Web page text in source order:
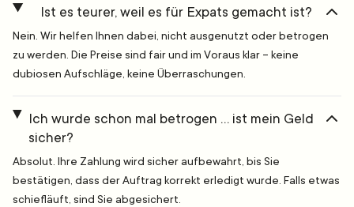
Ist es teurer, weil es für Expats gemacht ist?
Nein. Wir helfen Ihnen dabei, nicht ausgenutzt oder betrogen
zu werden. Die Preise sind fair und im Voraus klar – keine
dubiosen Aufschläge, keine Überraschungen.
Ich wurde schon mal betrogen … ist mein Geld
sicher?
Absolut. Ihre Zahlung wird sicher aufbewahrt, bis Sie
bestätigen, dass der Auftrag korrekt erledigt wurde. Falls etwas
schiefläuft, sind Sie abgesichert.